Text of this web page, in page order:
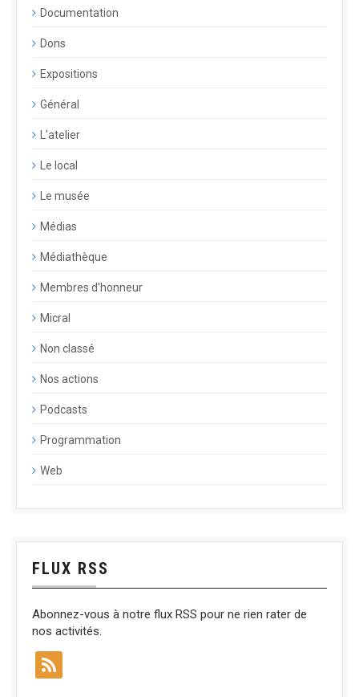
Documentation
Dons
Expositions
Général
L'atelier
Le local
Le musée
Médias
Médiathèque
Membres d'honneur
Micral
Non classé
Nos actions
Podcasts
Programmation
Web
FLUX RSS
Abonnez-vous à notre flux RSS pour ne rien rater de
nos activités.